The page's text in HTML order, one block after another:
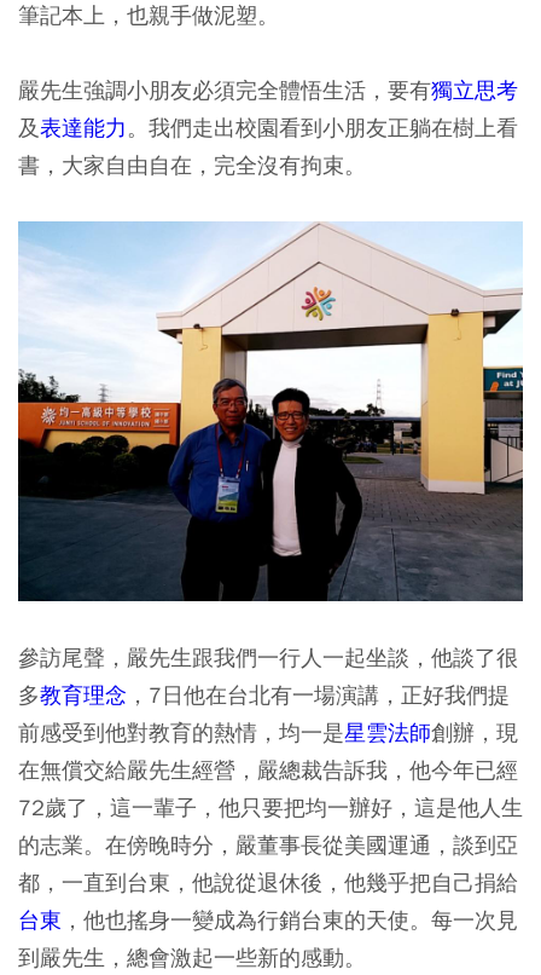
筆記本上，也親手做泥塑。
嚴先生強調小朋友必須完全體悟生活，要有獨立思考
及表達能力。我們走出校園看到小朋友正躺在樹上看
書，大家自由自在，完全沒有拘束。
參訪尾聲，嚴先生跟我們一行人一起坐談，他談了很
多教育理念 ，7日他在台北有一場演講，正好我們提
前感受到他對教育的熱情，均一是星雲法師創辦，現
在無償交給嚴先生經營，嚴總裁告訴我，他今年已經
72歲了，這一輩子，他只要把均一辦好，這是他人生
的志業。在傍晚時分，嚴董事長從美國運通，談到亞
都，一直到台東，他說從退休後，他幾乎把自己捐給
台東 ，他也搖身一變成為行銷台東的天使。每一次見
到嚴先生，總會激起一些新的感動。